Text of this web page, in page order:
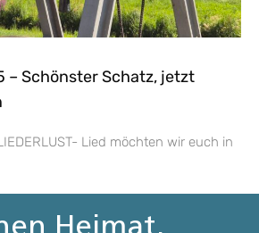
– Schönster Schatz, jetzt
Lied möchten wir euch in